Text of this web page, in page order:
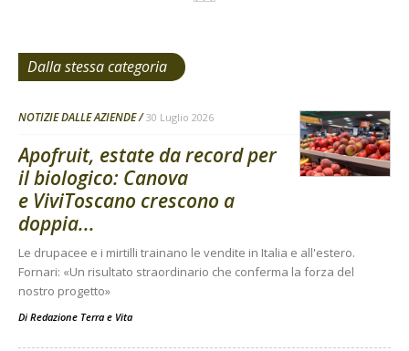
Dalla stessa categoria
NOTIZIE DALLE AZIENDE 30 Luglio 2026
Apofruit, estate da record per
il biologico: Canova
e ViviToscano crescono a
doppia...
Le drupacee e i mirtilli trainano le vendite in Italia e all'estero.
Fornari: «Un risultato straordinario che conferma la forza del
nostro progetto»
Di Redazione Terra e Vita